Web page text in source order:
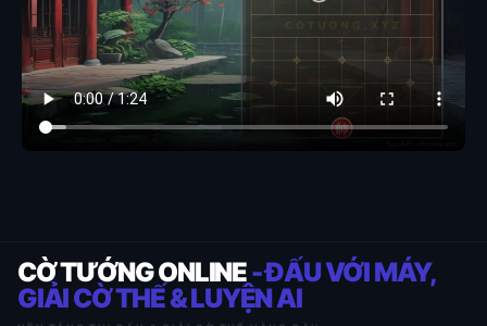
CỜ TƯỚNG ONLINE- ĐẤU VỚI MÁY,
GIẢI CỜ THẾ & LUYỆN AI